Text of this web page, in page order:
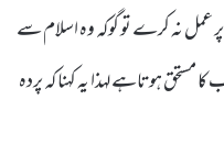
نہ کرے تو گوکہ وہ اسلام سے
مستحق ہوتاہے لہذا یہ کہنا کہ پردہ